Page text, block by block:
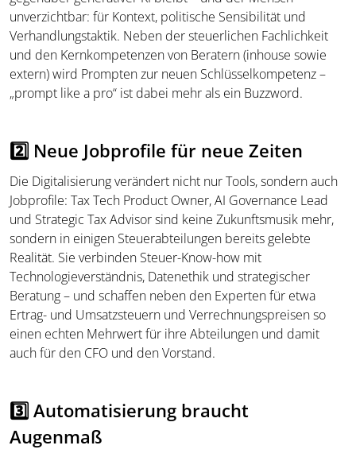
unverzichtbar: für Kontext, politische Sensibilität und
Verhandlungstaktik. Neben der steuerlichen Fachlichkeit
und den Kernkompetenzen von Beratern (inhouse sowie
extern) wird Prompten zur neuen Schlüsselkompetenz –
„prompt like a pro“ ist dabei mehr als ein Buzzword.
2️⃣ Neue Jobprofile für neue Zeiten
Die Digitalisierung verändert nicht nur Tools, sondern auch
Jobprofile: Tax Tech Product Owner, AI Governance Lead
und Strategic Tax Advisor sind keine Zukunftsmusik mehr,
sondern in einigen Steuerabteilungen bereits gelebte
Realität. Sie verbinden Steuer-Know-how mit
Technologieverständnis, Datenethik und strategischer
Beratung – und schaffen neben den Experten für etwa
Ertrag- und Umsatzsteuern und Verrechnungspreisen so
einen echten Mehrwert für ihre Abteilungen und damit
auch für den CFO und den Vorstand.
3️⃣ Automatisierung braucht
Augenmaß